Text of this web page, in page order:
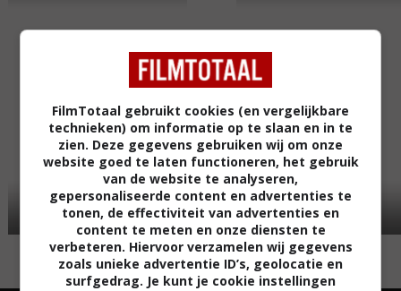
FilmTotaal gebruikt cookies (en vergelijkbare
technieken) om informatie op te slaan en in te
zien. Deze gegevens gebruiken wij om onze
website goed te laten functioneren, het gebruik
van de website te analyseren,
gepersonaliseerde content en advertenties te
tonen, de effectiviteit van advertenties en
content te meten en onze diensten te
verbeteren. Hiervoor verzamelen wij gegevens
zoals unieke advertentie ID’s, geolocatie en
surfgedrag. Je kunt je cookie instellingen